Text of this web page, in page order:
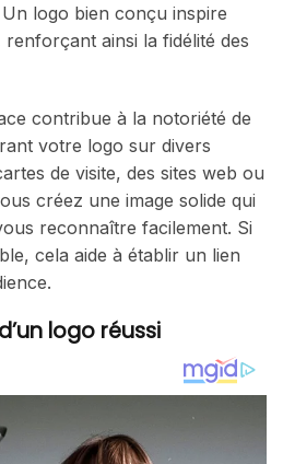
logo bien conçu inspire
ainsi la fidélité des
contribue à la notoriété de
votre logo sur divers
de visite, des sites web ou
créez une image solide qui
reconnaître facilement. Si
cela aide à établir un lien
logo réussi